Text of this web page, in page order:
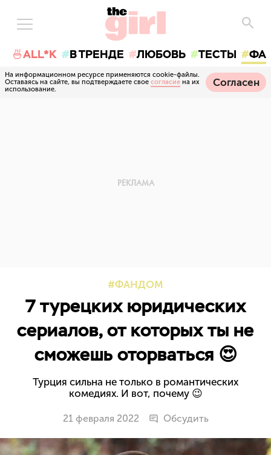
🍜ALL*K В ТРЕНДЕ ЛЮБОВЬ ТЕСТЫ
На информационном ресурсе применяются cookie-файлы.
Оставаясь на сайте, вы подтверждаете свое согласие на их
использование.
Согласен
ФАНДОМ
7 турецких юридических
сериалов, от которых ты не
сможешь оторваться 😍
Турция сильна не только в романтических
комедиях. И вот, почему 😉
21 февраля 2022 Обсудить